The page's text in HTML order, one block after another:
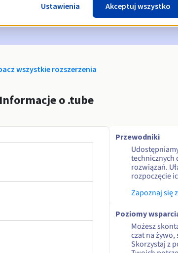
o usunięciu nazwy domeny
wszystkie rozszerzenia
Informacje o .tube
Przewodniki
technicznych
rozwiązań.
rozpoczęcie
Zapoznaj się
Poziomy
Możesz
czat na żywo,
Skorzystaj z
Ustawienia Akceptuj wszystko